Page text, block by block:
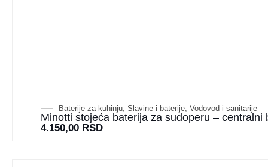
Baterije za kuhinju, Slavine i baterije, Vodovod i sanitarije
Minotti stojeća baterija za sudoperu – centralni
4.150,00 RSD